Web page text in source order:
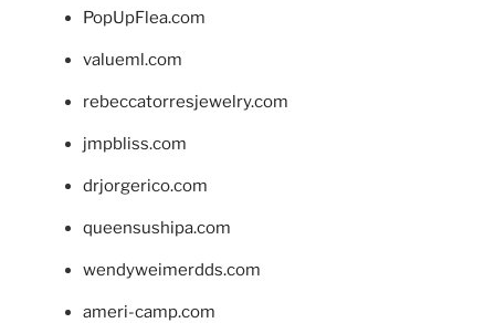
PopUpFlea.com
valueml.com
rebeccatorresjewelry.com
jmpbliss.com
drjorgerico.com
queensushipa.com
wendyweimerdds.com
ameri-camp.com